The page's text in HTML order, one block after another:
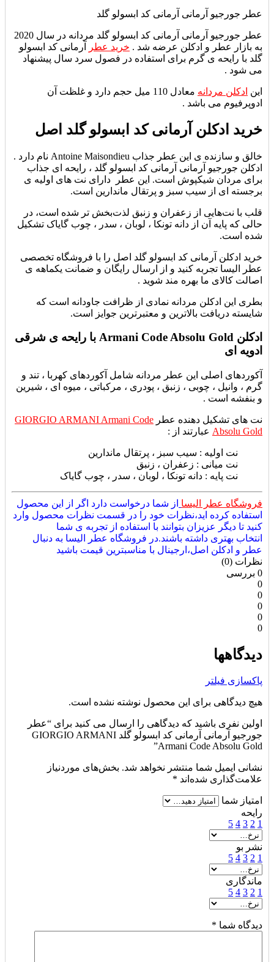
عطر جورجیو آرمانی آرمانی کد ابسولو گلد
عطر جورجیو آرمانی آرمانی کد ابسولو گلد مردانه در سال 2020
به بازار عطر و ادکلن عرضه شد . خرید عطر
آرمانی کد ابسولو
گلد با رایحه ی گرم برای استفاده در فصول سرد سال پیشنهاد
می شود .
این ادکلن مردانه
معادل 110 میل حجم دارد و غلظت آن
ادوپرفیوم می باشد .
خرید ادکلن آرمانی کد ابسولو گلد اصل
خالق و سازنده ی این عطر جذاب Antoine Maisondieu نام دارد .
ادکلن جورجیو آرمانی آرمانی کد ابسولو گلد ، رایحه ای جذاب
برای مردان شیکپوش است. این عطر دارای نت های اولیه ی
برجسته ای از سیب سبز و پرتقال ماندارین است.
قلب با نت‌هایی از زعفران و زنبق لذت‌بخش تر شده است، در
حالی که پایه آن از دانه تونکا ، لوبان ، سدر ، چوب گایاک تشکیل
شده است.
خرید ادکلن آرمانی کد ابسولو گلد اصل را با فروشگاه تخصصی
عطر الیسا تجربه کنید و از ارسال رایگان و ضمانت یکماهه ی
اصالت کالای ما بهره مند شوید .
بطری این ادکلن مردانه نمادی از ظرافت جاودانه است که
شایسته دریافت بالاترین و معتبرترین جوایز است.
ادکلن Armani Code Absolu Gold با رایحه ی شرقی
ادویه ای
آکوردهای اصلی این عطر مردانه شامل آکوردهای کهربا ، تند و
گرم ، وانیل ، چوبی ، زنبق ، پودری ، مرکباتی ، میوه ای ، شیرین
و بنفشه است .
نت های تشکیل دهنده عطر GIORGIO ARMANI Armani Code
Absolu Gold عبارتند از :
نت اولیه : سیب سبز ، پرتقال ماندارین
نت میانی : زعفران ، زنبق
نت پایه : دانه تونکا ، لوبان ، سدر ، چوب گایاک
فروشگاه عطر الیسا از شما درخواست دارد اگر از این محصول
استفاده کرده اید،نظرات خود را در قسمت نظرات محصول وارد
کنید تا دیگر عزیزان بتوانند با استفاده از تجربه ی شما
انتخاب بهتری داشته باشند.در فروشگاه عطر الیسا به دنبال
عطر و ادکلن اصل،ارجینال با مناسبترین قیمت باشید
نظرات (0)
0 بررسی
0
0
0
0
0
دیدگاهها
پاکسازی فیلتر
هیچ دیدگاهی برای این محصول نوشته نشده است.
اولین نفری باشید که دیدگاهی را ارسال می کنید برای “عطر
جورجیو آرمانی آرمانی کد ابسولو گلد GIORGIO ARMANI
Armani Code Absolu Gold”
نشانی ایمیل شما منتشر نخواهد شد. بخش‌های موردنیاز
علامت‌گذاری شده‌اند *
امتیاز شما
رایحه
1
2
3
4
5
نشر بو
1
2
3
4
5
ماندگاری
1
2
3
4
5
دیدگاه شما *